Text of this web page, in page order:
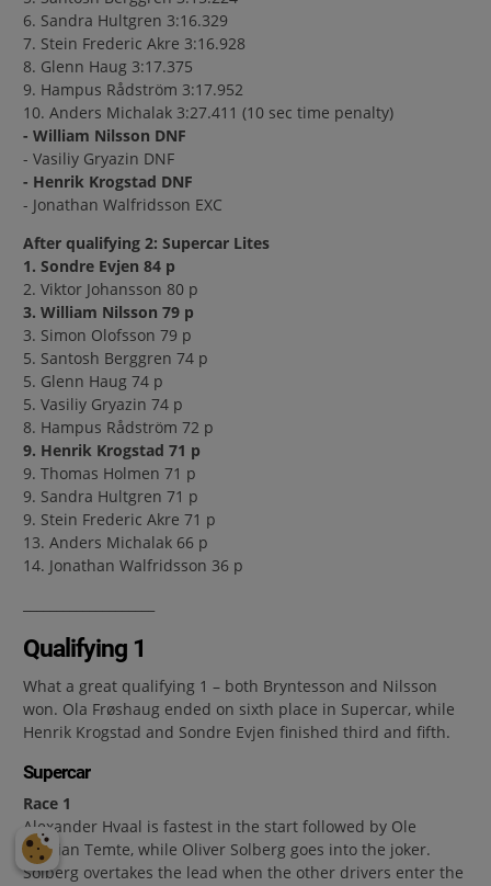
6. Sandra Hultgren 3:16.329
7. Stein Frederic Akre 3:16.928
8. Glenn Haug 3:17.375
9. Hampus Rådström 3:17.952
10. Anders Michalak 3:27.411 (10 sec time penalty)
- William Nilsson DNF
- Vasiliy Gryazin DNF
- Henrik Krogstad DNF
- Jonathan Walfridsson EXC
After qualifying 2: Supercar Lites
1. Sondre Evjen 84 p
2. Viktor Johansson 80 p
3. William Nilsson 79 p
3. Simon Olofsson 79 p
5. Santosh Berggren 74 p
5. Glenn Haug 74 p
5. Vasiliy Gryazin 74 p
8. Hampus Rådström 72 p
9. Henrik Krogstad 71 p
9. Thomas Holmen 71 p
9. Sandra Hultgren 71 p
9. Stein Frederic Akre 71 p
13. Anders Michalak 66 p
14. Jonathan Walfridsson 36 p
Qualifying 1
What a great qualifying 1 – both Bryntesson and Nilsson
won. Ola Frøshaug ended on sixth place in Supercar, while
Henrik Krogstad and Sondre Evjen finished third and fifth.
Supercar
Race 1
Alexander Hvaal is fastest in the start followed by Ole
Kristian Temte, while Oliver Solberg goes into the joker.
Solberg overtakes the lead when the other drivers enter the